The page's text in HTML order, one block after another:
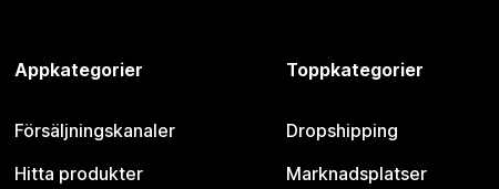
Appkategorier
Försäljningskanaler
Hitta produkter
Toppkategorier
Dropshipping
Marknadsplatser